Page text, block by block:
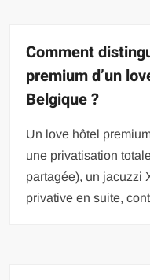
Comment
premium d’un
Belgique ?
Un love hôtel
une privatisation
partagée), un jacuzzi
privative en suite,